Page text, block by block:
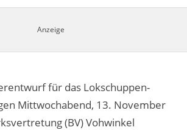
für das Lokschuppen-
Mittwochabend, 13. November
(BV) Vohwinkel